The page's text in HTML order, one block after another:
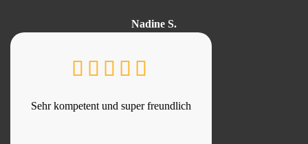
Nadine S.
Sehr kompetent und super freundlich